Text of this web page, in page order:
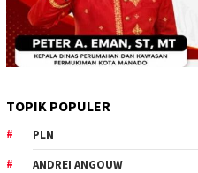
TOPIK POPULER
PLN
ANDREI ANGOUW